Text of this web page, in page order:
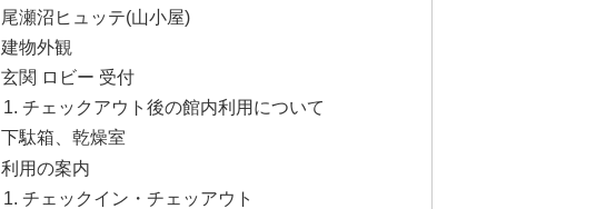
尾瀬沼ヒュッテ(山小屋)
建物外観
玄関 ロビー 受付
チェックアウト後の館内利用について
下駄箱、乾燥室
利用の案内
チェックイン・チェッアウト